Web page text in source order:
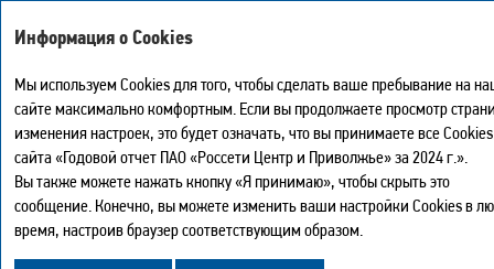
Версия для печати
Скачать PDF страницы
Центр загрузки
Карта сайта
История просмотра
ОБРАЩЕНИЕ ПРЕДСЕДАТЕЛЯ СОВЕТА
ДИРЕКТОРОВ
GRI 2‑12 GRI 2‑22 МЭР 1
Информация о Cookies
Мы используем Cookies для того, чтобы сделать ваше пребывание на
сайте максимально комфортным. Если вы продолжаете просмотр
изменения настроек, это будет означать, что вы принимаете все Cookies
сайта «Годовой отчет ПАО «Россети Центр и Приволжье» за 2024 г.».
Вы также можете нажать кнопку «Я принимаю», чтобы скрыть это
сообщение. Конечно, вы можете изменить ваши настройки Cookies в
время, настроив браузер соответствующим образом.